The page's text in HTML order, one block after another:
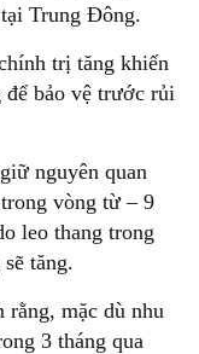
Trung Đông.
trị tăng khiến
bảo vệ trước rủi
nguyên quan
vòng từ – 9
leo thang trong
tăng.
mặc dù nhu
3 tháng qua